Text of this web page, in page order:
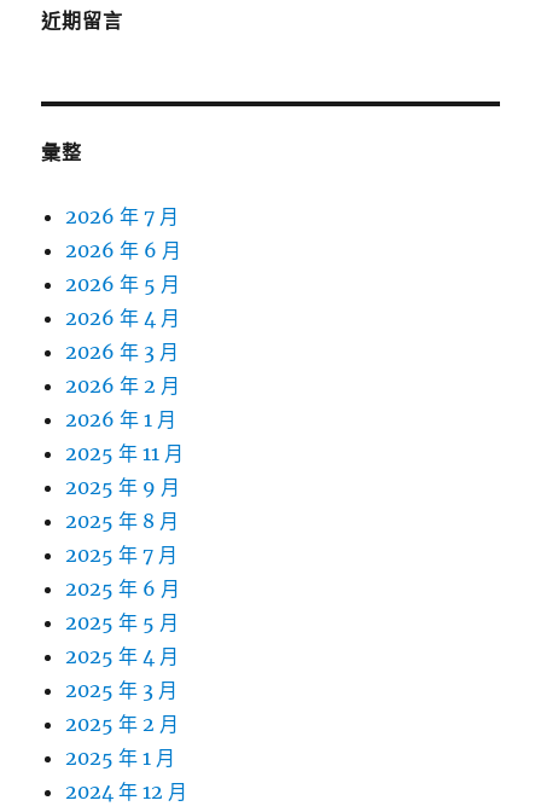
近期留言
彙整
2026 年 7 月
2026 年 6 月
2026 年 5 月
2026 年 4 月
2026 年 3 月
2026 年 2 月
2026 年 1 月
2025 年 11 月
2025 年 9 月
2025 年 8 月
2025 年 7 月
2025 年 6 月
2025 年 5 月
2025 年 4 月
2025 年 3 月
2025 年 2 月
2025 年 1 月
2024 年 12 月